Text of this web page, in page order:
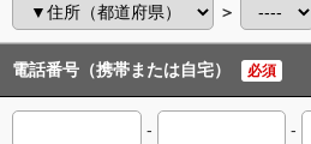
＞
電話番号（携帯または自宅） 必須
- -